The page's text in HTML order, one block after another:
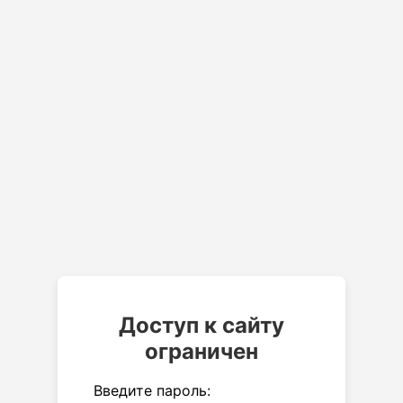
Доступ к сайту
ограничен
Введите пароль: